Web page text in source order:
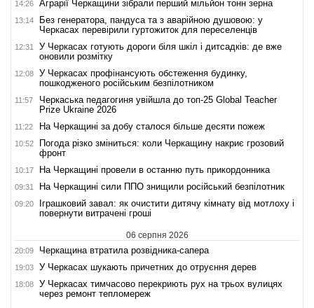
14:26 Аграрії Черкащини зібрали перший мільйон тонн зерна
13:14
Без генератора, пандуса та з аварійною душовою: у
Черкасах перевірили гуртожиток для переселенців
12:31
У Черкасах готують дороги біля шкіл і дитсадків: де вже
оновили розмітку
12:08
У Черкасах профінансують обстеження будинку,
пошкодженого російським безпілотником
11:57
Черкаська педагогиня увійшла до топ-25 Global Teacher
Prize Ukraine 2026
11:22 На Черкащині за добу сталося більше десяти пожеж
10:52
Погода різко зміниться: коли Черкащину накриє грозовий
фронт
10:17 На Черкащині провели в останню путь прикордонника
09:31 На Черкащині сили ППО знищили російський безпілотник
09:20
Іграшковий завал: як очистити дитячу кімнату від мотлоху і
повернути витрачені гроші
06 серпня 2026
20:09 Черкащина втратила розвідника-сапера
19:03 У Черкасах шукають причетних до отруєння дерев
18:08
У Черкасах тимчасово перекриють рух на трьох вулицях
через ремонт тепломереж